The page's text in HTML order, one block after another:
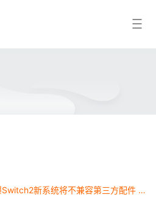
更新需谨慎！曝Switch2新系统将不兼容第三方配件 - 爱游戏app体育